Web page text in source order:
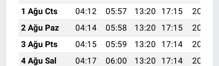
1 Ağu Cts
04:12 05:57 13:20 17:15
20:34
2 Ağu Paz
04:14 05:58 13:20 17:15
20:33
3 Ağu Pts
04:15 05:59 13:20 17:14
20:31
4 Ağu Sal
04:17 06:00 13:20 17:14
20:30